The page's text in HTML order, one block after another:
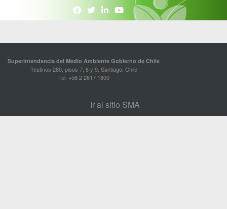
Superintendencia del Medio Ambiente Gobierno de Chile
Teatinos 280, pisos 7, 8 y 9, Santiago, Chile
Tel: +56 2 2617 1800
Ir al sitio SMA